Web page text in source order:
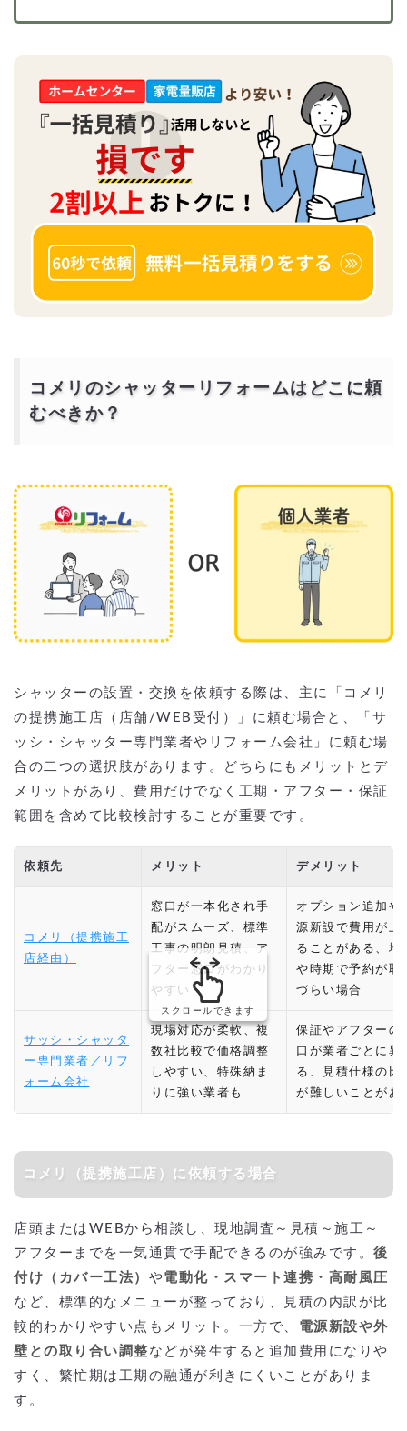
コメリのシャッターリフォームはどこに頼
むべきか？
シャッターの設置・交換を依頼する際は、主に「コメリ
の提携施工店（店舗/WEB受付）」に頼む場合と、「サ
ッシ・シャッター専門業者やリフォーム会社」に頼む場
合の二つの選択肢があります。どちらにもメリットとデ
メリットがあり、費用だけでなく工期・アフター・保証
範囲を含めて比較検討することが重要です。
依頼先 メリット デメリット
コメリ（提携施工
店経由）
窓口が一本化され手
配がスムーズ、標準
工事の明朗見積、ア
フター窓口がわかり
やすい
オプション追加や
源新設で費用が上
ることがある、地
や時期で予約が取
づらい場合
サッシ・シャッタ
ー専門業者／リフ
ォーム会社
現場対応が柔軟、複
数社比較で価格調整
しやすい、特殊納ま
りに強い業者も
保証やアフターの
口が業者ごとに異
る、見積仕様の比
が難しいことがあ
スクロールできます
コメリ（提携施工店）に依頼する場合
店頭またはWEBから相談し、現地調査～見積～施工～
アフターまでを一気通貫で手配できるのが強みです。 後
付け（カバー工法） や電動化・スマート連携・高耐風圧
など、標準的なメニューが整っており、見積の内訳が比
較的わかりやすい点もメリット。一方で、 電源新設や外
壁との取り合い調整 などが発生すると追加費用になりや
すく、繁忙期は工期の融通が利きにくいことがありま
す。